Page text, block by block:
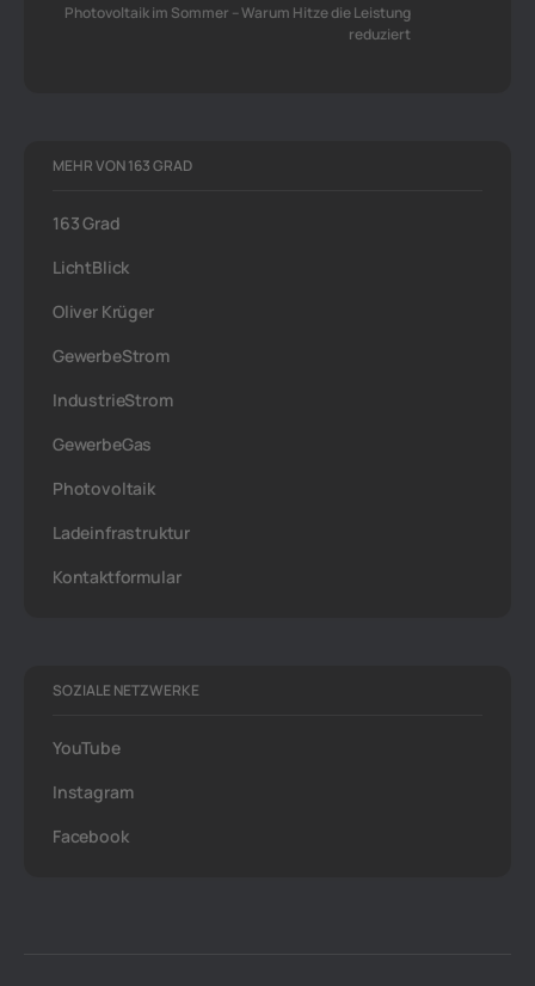
Photovoltaik im Sommer – Warum Hitze die Leistung
reduziert
MEHR VON 163 GRAD
163 Grad
LichtBlick
Oliver Krüger
GewerbeStrom
IndustrieStrom
GewerbeGas
Photovoltaik
Ladeinfrastruktur
Kontaktformular
SOZIALE NETZWERKE
YouTube
Instagram
Facebook